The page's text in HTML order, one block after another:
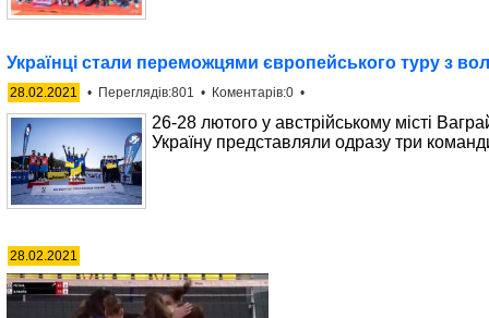
Українці стали переможцями європейського туру з
28.02.2021 • Переглядів:801 • Коментарів:0 •
26-28 лютого у австрійському місті
Україну представляли одразу три
28.02.2021